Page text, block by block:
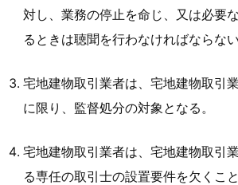
対し、業務の停止を命じ、又は必要
るときは聴聞を行わなければならない
宅地建物取引業者は、宅地建物取引
に限り、監督処分の対象となる。
宅地建物取引業者は、宅地建物取引
る専任の取引士の設置要件を欠くこ